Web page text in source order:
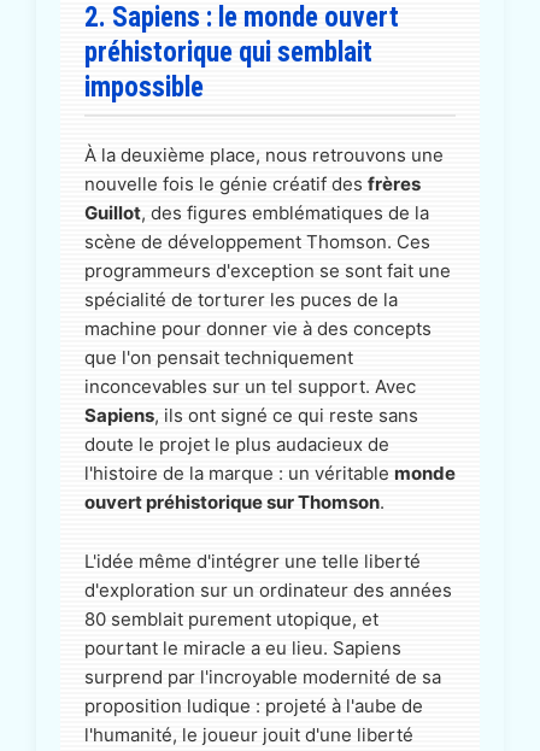
2. Sapiens : le monde ouvert
préhistorique qui semblait
impossible
À la deuxième place, nous retrouvons une
nouvelle fois le génie créatif des frères
Guillot, des figures emblématiques de la
scène de développement Thomson. Ces
programmeurs d'exception se sont fait une
spécialité de torturer les puces de la
machine pour donner vie à des concepts
que l'on pensait techniquement
inconcevables sur un tel support. Avec
Sapiens, ils ont signé ce qui reste sans
doute le projet le plus audacieux de
l'histoire de la marque : un véritable monde
ouvert préhistorique sur Thomson.
L'idée même d'intégrer une telle liberté
d'exploration sur un ordinateur des années
80 semblait purement utopique, et
pourtant le miracle a eu lieu. Sapiens
surprend par l'incroyable modernité de sa
proposition ludique : projeté à l'aube de
l'humanité, le joueur jouit d'une liberté